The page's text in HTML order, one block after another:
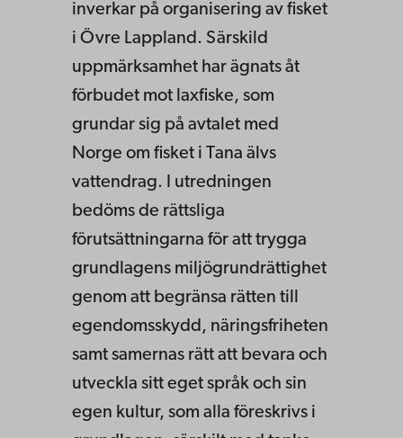
inverkar på organisering av fisket
i Övre Lappland. Särskild
uppmärksamhet har ägnats åt
förbudet mot laxfiske, som
grundar sig på avtalet med
Norge om fisket i Tana älvs
vattendrag. I utredningen
bedöms de rättsliga
förutsättningarna för att trygga
grundlagens miljögrundrättighet
genom att begränsa rätten till
egendomsskydd, näringsfriheten
samt samernas rätt att bevara och
utveckla sitt eget språk och sin
egen kultur, som alla föreskrivs i